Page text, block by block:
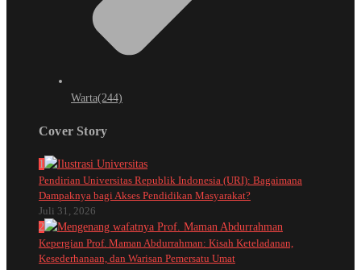
Warta(244)
Cover Story
1
Pendirian Universitas Republik Indonesia (URI): Bagaimana
Dampaknya bagi Akses Pendidikan Masyarakat?
Juli 31, 2026
2
Kepergian Prof. Maman Abdurrahman: Kisah Keteladanan,
Kesederhanaan, dan Warisan Pemersatu Umat